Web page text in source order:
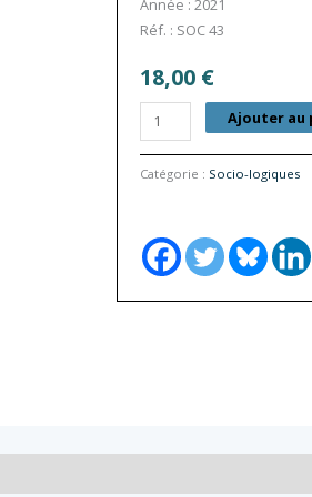
Année : 2021
Réf. : SOC 43
18,00 €
quantité
de
douces
Ajouter au
Catégorie : Socio-logiques